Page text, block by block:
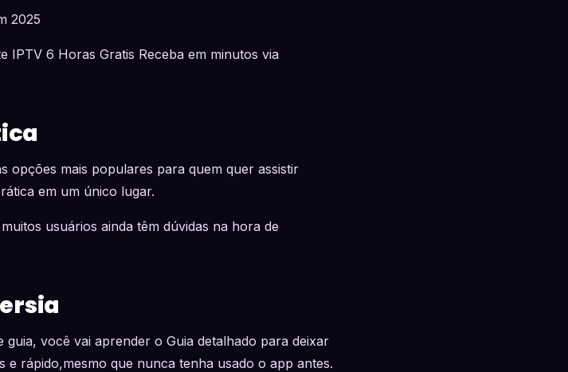
2025
IPTV 6 Horas Gratis Receba em minutos via
opções mais populares para quem quer assistir
em um único lugar.
usuários ainda têm dúvidas na hora de
você vai aprender o Guia detalhado para deixar
rápido,mesmo que nunca tenha usado o app antes.